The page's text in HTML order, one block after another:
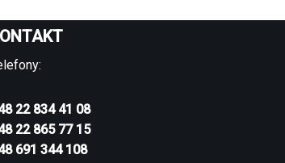
22 834 41 08
22 865 77 15
691 344 108